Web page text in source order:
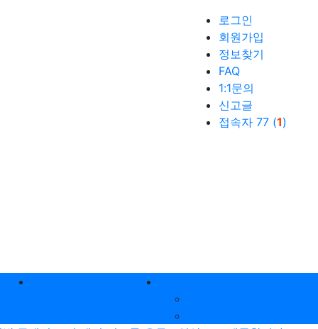
로그인
회원가입
정보찾기
FAQ
1:1문의
신고글
접속자 77 (1)